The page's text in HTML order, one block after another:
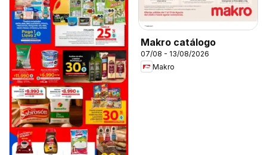
Makro catálogo
07/08 - 13/08/2026
Makro